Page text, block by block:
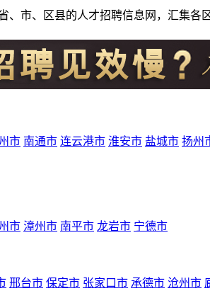
、市、区县的人才招聘信息网，汇集
市 南通市 连云港市 淮安市 盐城市 扬州
市 漳州市 南平市 龙岩市 宁德市
邢台市 保定市 张家口市 承德市 沧州市